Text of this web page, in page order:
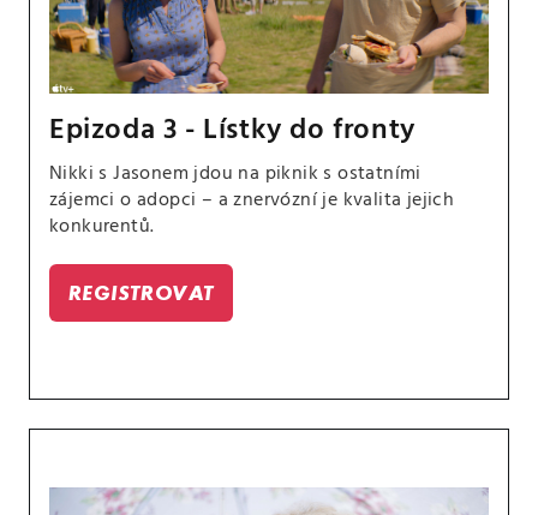
Epizoda 3 - Lístky do fronty
Nikki s Jasonem jdou na piknik s ostatními
zájemci o adopci – a znervózní je kvalita jejich
konkurentů.
REGISTROVAT